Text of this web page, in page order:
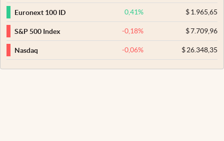
Euronext 100 ID 0,41% $1.965,65
S&P 500 Index -0,18% $7.709,96
Nasdaq -0,06% $26.348,35